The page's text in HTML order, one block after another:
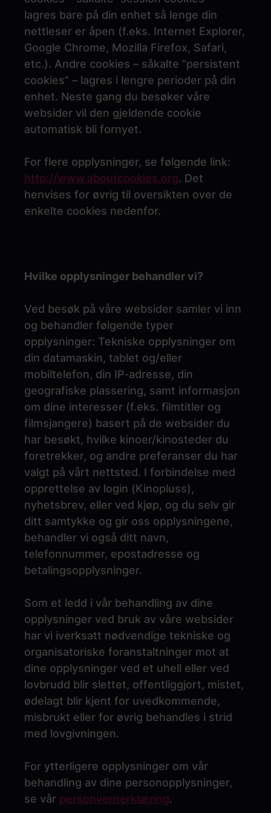
lagres bare på din enhet så lenge din
nettleser er åpen (f.eks. Internet Explorer,
Google Chrome, Mozilla Firefox, Safari,
etc.). Andre cookies – såkalte ”persistent
cookies” – lagres i lengre perioder på din
enhet. Neste gang du besøker våre
websider vil den gjeldende cookie
automatisk bli fornyet.
For flere opplysninger, se følgende link:
http://www.aboutcookies.org. Det
henvises for øvrig til oversikten over de
enkelte cookies nedenfor.
Hvilke opplysninger behandler vi?
Ved besøk på våre websider samler vi inn
og behandler følgende typer
opplysninger: Tekniske opplysninger om
din datamaskin, tablet og/eller
mobiltelefon, din IP-adresse, din
geografiske plassering, samt informasjon
om dine interesser (f.eks. filmtitler og
filmsjangere) basert på de websider du
har besøkt, hvilke kinoer/kinosteder du
foretrekker, og andre preferanser du har
valgt på vårt nettsted. I forbindelse med
opprettelse av login (Kinopluss),
nyhetsbrev, eller ved kjøp, og du selv gir
ditt samtykke og gir oss opplysningene,
behandler vi også ditt navn,
telefonnummer, epostadresse og
betalingsopplysninger.
Som et ledd i vår behandling av dine
opplysninger ved bruk av våre websider
har vi iverksatt nødvendige tekniske og
organisatoriske foranstaltninger mot at
dine opplysninger ved et uhell eller ved
lovbrudd blir slettet, offentliggjort, mistet,
ødelagt blir kjent for uvedkommende,
misbrukt eller for øvrig behandles i strid
med lovgivningen.
For ytterligere opplysninger om vår
behandling av dine personopplysninger,
se vår personvernerklæring.